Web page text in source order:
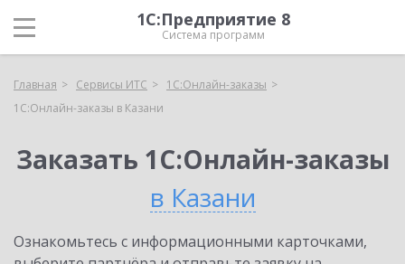
1С:Предприятие 8
Система программ
Главная Сервисы ИТС
1С:Онлайн-заказы
1С:Онлайн-заказы в Казани
Заказать 1С:Онлайн-заказы
в Казани
Ознакомьтесь с информационными карточками,